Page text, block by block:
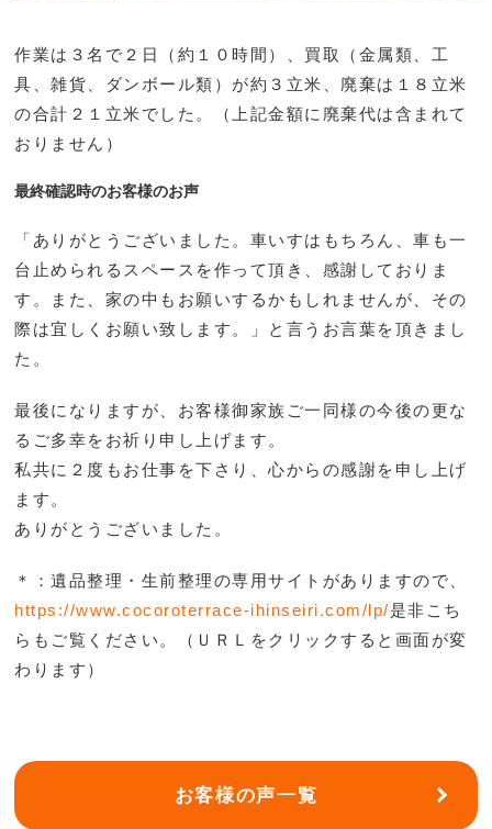
作業は３名で２日（約１０時間）、買取（金属類、工
具、雑貨、ダンボール類）が約３立米、廃棄は１８立米
の合計２１立米でした。（上記金額に廃棄代は含まれて
おりません）
最終確認時のお客様のお声
「ありがとうございました。車いすはもちろん、車も一
台止められるスペースを作って頂き、感謝しておりま
す。また、家の中もお願いするかもしれませんが、その
際は宜しくお願い致します。」と言うお言葉を頂きまし
た。
最後になりますが、お客様御家族ご一同様の今後の更な
るご多幸をお祈り申し上げます。
私共に２度もお仕事を下さり、心からの感謝を申し上げ
ます。
ありがとうございました。
＊：遺品整理・生前整理の専用サイトがありますので、
https://www.cocoroterrace-ihinseiri.com/lp/是非こち
らもご覧ください。（ＵＲＬをクリックすると画面が変
わります）
お客様の声一覧